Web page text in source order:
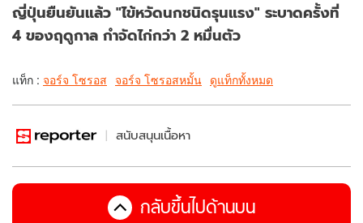
ญี่ปุ่นยืนยันแล้ว "ไข้หวัดนกชนิดรุนแรง" ระบาดครั้งที่
4 ของฤดูกาล กำจัดไก่กว่า 2 หมื่นตัว
แท็ก : จอร์จ โซรอส จอร์จ โซรอสหมั้น ดูแท็กทั้งหมด
สนับสนุนเนื้อหา
กลับขึ้นไปด้านบน